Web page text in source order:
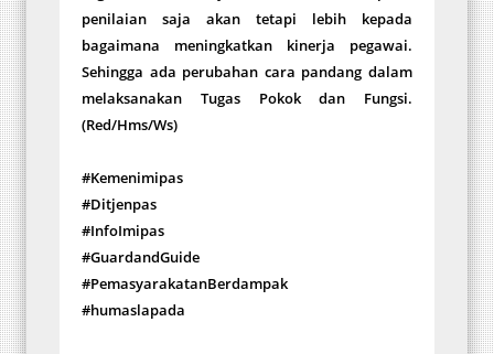
penilaian saja akan tetapi lebih kepada
bagaimana meningkatkan kinerja pegawai.
Sehingga ada perubahan cara pandang dalam
melaksanakan Tugas Pokok dan Fungsi.
(Red/Hms/Ws)
#Kemenimipas
#Ditjenpas
#InfoImipas
#GuardandGuide
#PemasyarakatanBerdampak
#humaslapada